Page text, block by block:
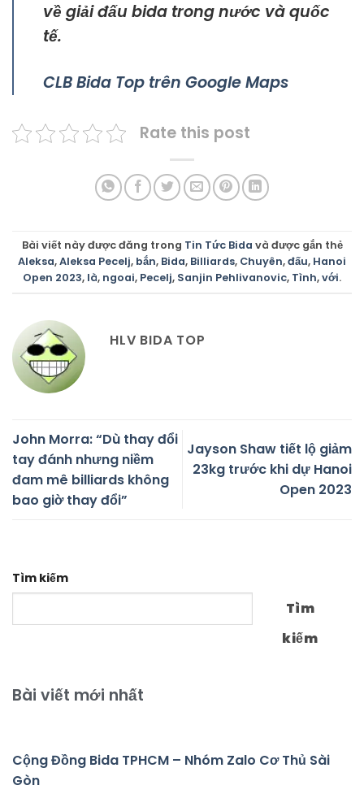
về giải đấu bida trong nước và quốc
tế.
CLB Bida Top trên Google Maps
Rate this post
Bài viết này được đăng trong Tin Tức Bida và được gắn thẻ
Aleksa,Aleksa Pecelj, bắn, Bida, Billiards, Chuyên,đấu, Hanoi
Open 2023, là, ngoai, Pecelj, Sanjin Pehlivanovic, Tình,với.
HLV BIDA TOP
John Morra: “Dù thay đổi
tay đánh nhưng niềm
đam mê billiards không
bao giờ thay đổi”
Jayson Shaw tiết lộ giảm
23kg trước khi dự Hanoi
Open 2023
Tìm kiếm
Tìm
kiếm
Bài viết mới nhất
Cộng Đồng Bida TPHCM – Nhóm Zalo Cơ Thủ Sài
Gòn